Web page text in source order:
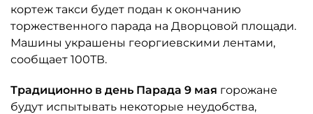
кортеж такси будет подан к окончанию
торжественного парада на Дворцовой площади.
Машины украшены георгиевскими лентами,
сообщает 100ТВ.
Традиционно в день Парада 9 мая горожане
будут испытывать некоторые неудобства,